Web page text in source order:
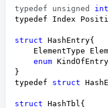
typedef unsigned int
typedef Index
struct HashEntry{
ElementType
enum
}
typedef struct
struct HashTbl{